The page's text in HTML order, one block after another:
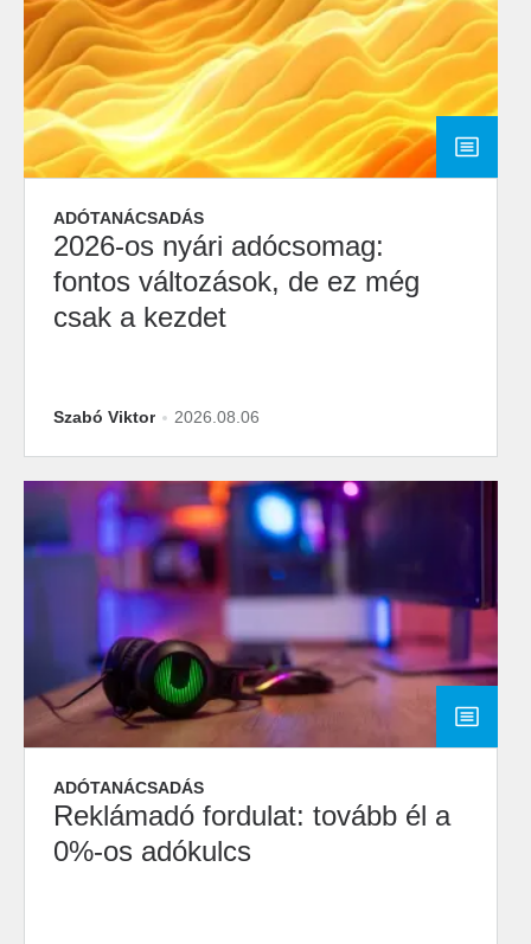
ADÓTANÁCSADÁS
2026-os nyári adócsomag:
fontos változások, de ez még
csak a kezdet
Szabó Viktor 2026.08.06
ADÓTANÁCSADÁS
Reklámadó fordulat: tovább él a
0%-os adókulcs